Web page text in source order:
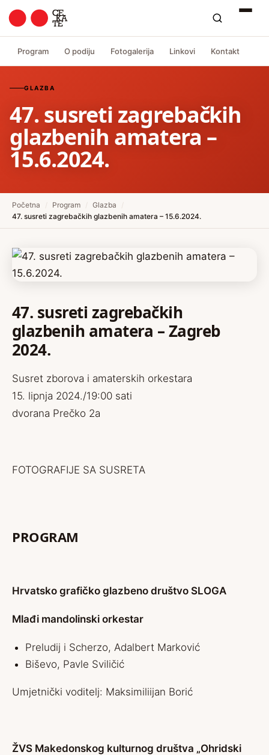
Program O podiju Fotogalerija Linkovi Kontakt
GLAZBA
47. susreti zagrebačkih
glazbenih amatera –
15.6.2024.
Početna Program Glazba
47. susreti zagrebačkih glazbenih amatera – 15.6.2024.
47. susreti zagrebačkih
glazbenih amatera – Zagreb
2024.
Susret zborova i amaterskih orkestara
15. lipnja 2024./19:00 sati
dvorana Prečko 2a
FOTOGRAFIJE SA SUSRETA
PROGRAM
Hrvatsko grafičko glazbeno društvo SLOGA
Mlađi mandolinski orkestar
Preludij i Scherzo, Adalbert Marković
Biševo, Pavle Sviličić
Umjetnički voditelj: Maksimiliijan Borić
ŽVS Makedonskog kulturnog društva „Ohridski